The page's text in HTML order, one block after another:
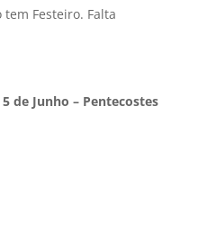
Festeiro. Falta
5 de Junho – Pentecostes